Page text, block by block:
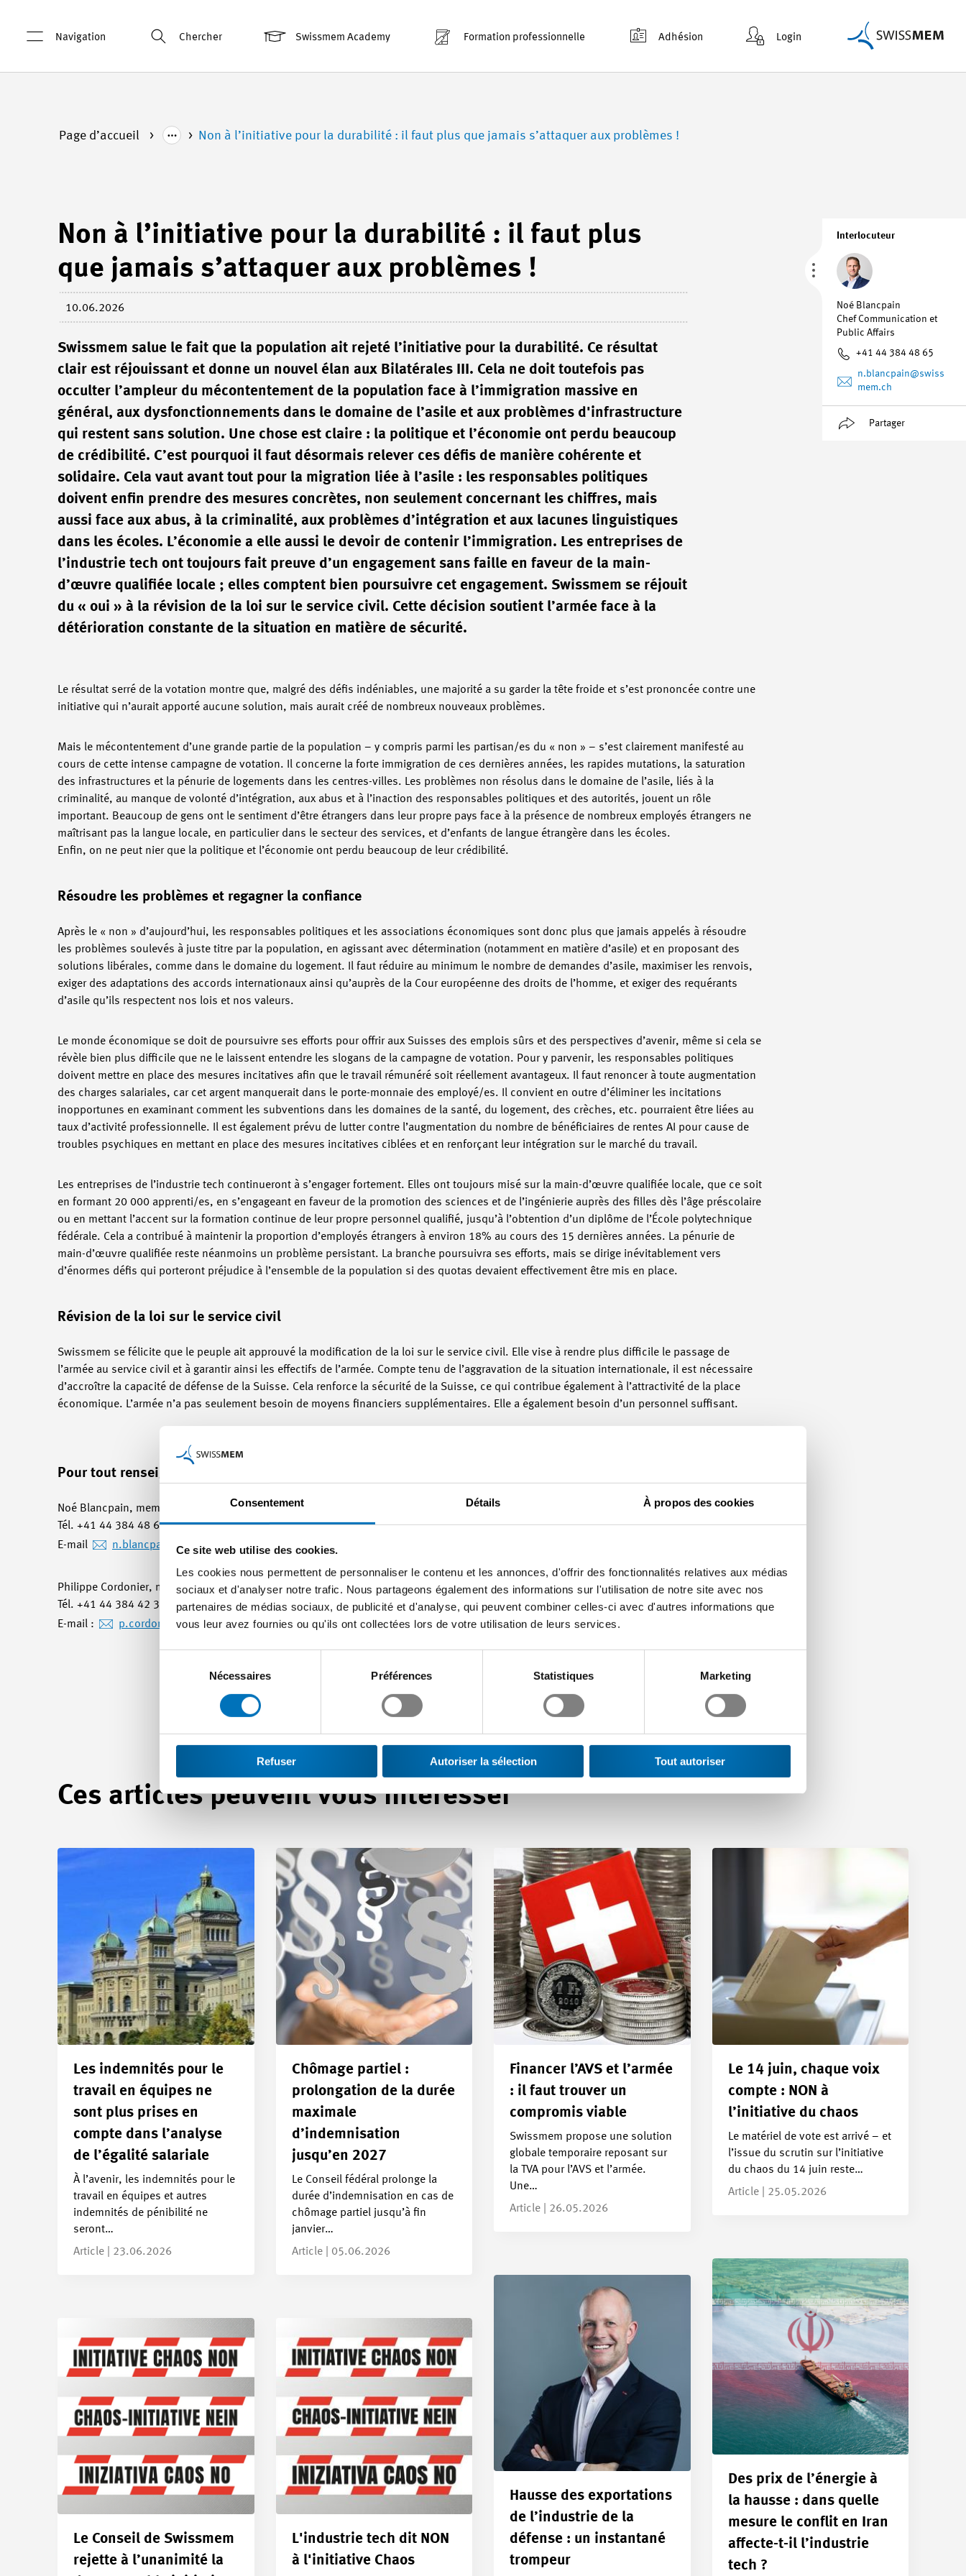
Consentement Détails À propos des cookies
Ce site web utilise des cookies.
Les cookies nous permettent de personnaliser le contenu et les annonces, d'offrir des fonctionnalités relatives aux médias
sociaux et d'analyser notre trafic. Nous partageons également des informations sur l'utilisation de notre site avec nos
partenaires de médias sociaux, de publicité et d'analyse, qui peuvent combiner celles-ci avec d'autres informations que
vous leur avez fournies ou qu'ils ont collectées lors de votre utilisation de leurs services.
Nécessaires Préférences Statistiques Marketing
Refuser Autoriser la sélection Tout autoriser
Navigation Chercher Swissmem Academy Formation professionnelle Adhésion Login
Page d’accueil Non à l’initiative pour la durabilité : il faut plus que jamais s’attaquer aux problèmes !
Interlocuteur
Noé Blancpain
Chef Communication et
Public Affairs
+41 44 384 48 65
n.blancpain@swiss
mem.ch
Partager
Non à l’initiative pour la durabilité : il faut plus
que jamais s’attaquer aux problèmes !
10.06.2026
Swissmem salue le fait que la population ait rejeté l’initiative pour la durabilité. Ce résultat
clair est réjouissant et donne un nouvel élan aux Bilatérales III. Cela ne doit toutefois pas
occulter l’ampleur du mécontentement de la population face à l’immigration massive en
général, aux dysfonctionnements dans le domaine de l’asile et aux problèmes d'infrastructure
qui restent sans solution. Une chose est claire : la politique et l’économie ont perdu beaucoup
de crédibilité. C’est pourquoi il faut désormais relever ces défis de manière cohérente et
solidaire. Cela vaut avant tout pour la migration liée à l’asile : les responsables politiques
doivent enfin prendre des mesures concrètes, non seulement concernant les chiffres, mais
aussi face aux abus, à la criminalité, aux problèmes d’intégration et aux lacunes linguistiques
dans les écoles. L’économie a elle aussi le devoir de contenir l’immigration. Les entreprises de
l’industrie tech ont toujours fait preuve d’un engagement sans faille en faveur de la main-
d’œuvre qualifiée locale ; elles comptent bien poursuivre cet engagement. Swissmem se réjouit
du « oui » à la révision de la loi sur le service civil. Cette décision soutient l’armée face à la
détérioration constante de la situation en matière de sécurité.
Le résultat serré de la votation montre que, malgré des défis indéniables, une majorité a su garder la tête froide et s’est prononcée contre une
initiative qui n’aurait apporté aucune solution, mais aurait créé de nombreux nouveaux problèmes.
Mais le mécontentement d’une grande partie de la population – y compris parmi les partisan/es du « non » – s’est clairement manifesté au
cours de cette intense campagne de votation. Il concerne la forte immigration de ces dernières années, les rapides mutations, la saturation
des infrastructures et la pénurie de logements dans les centres-villes. Les problèmes non résolus dans le domaine de l’asile, liés à la
criminalité, au manque de volonté d’intégration, aux abus et à l’inaction des responsables politiques et des autorités, jouent un rôle
important. Beaucoup de gens ont le sentiment d’être étrangers dans leur propre pays face à la présence de nombreux employés étrangers ne
maîtrisant pas la langue locale, en particulier dans le secteur des services, et d’enfants de langue étrangère dans les écoles.
Enfin, on ne peut nier que la politique et l’économie ont perdu beaucoup de leur crédibilité.
Résoudre les problèmes et regagner la confiance
Après le « non » d’aujourd’hui, les responsables politiques et les associations économiques sont donc plus que jamais appelés à résoudre
les problèmes soulevés à juste titre par la population, en agissant avec détermination (notamment en matière d’asile) et en proposant des
solutions libérales, comme dans le domaine du logement. Il faut réduire au minimum le nombre de demandes d’asile, maximiser les renvois,
exiger des adaptations des accords internationaux ainsi qu’auprès de la Cour européenne des droits de l’homme, et exiger des requérants
d’asile qu’ils respectent nos lois et nos valeurs.
Le monde économique se doit de poursuivre ses efforts pour offrir aux Suisses des emplois sûrs et des perspectives d’avenir, même si cela se
révèle bien plus difficile que ne le laissent entendre les slogans de la campagne de votation. Pour y parvenir, les responsables politiques
doivent mettre en place des mesures incitatives afin que le travail rémunéré soit réellement avantageux. Il faut renoncer à toute augmentation
des charges salariales, car cet argent manquerait dans le porte-monnaie des employé/es. Il convient en outre d’éliminer les incitations
inopportunes en examinant comment les subventions dans les domaines de la santé, du logement, des crèches, etc. pourraient être liées au
taux d’activité professionnelle. Il est également prévu de lutter contre l’augmentation du nombre de bénéficiaires de rentes AI pour cause de
troubles psychiques en mettant en place des mesures incitatives ciblées et en renforçant leur intégration sur le marché du travail.
Les entreprises de l’industrie tech continueront à s’engager fortement. Elles ont toujours misé sur la main-d’œuvre qualifiée locale, que ce soit
en formant 20 000 apprenti/es, en s’engageant en faveur de la promotion des sciences et de l’ingénierie auprès des filles dès l’âge préscolaire
ou en mettant l’accent sur la formation continue de leur propre personnel qualifié, jusqu’à l’obtention d’un diplôme de l’École polytechnique
fédérale. Cela a contribué à maintenir la proportion d’employés étrangers à environ 18% au cours des 15 dernières années. La pénurie de
main-d’œuvre qualifiée reste néanmoins un problème persistant. La branche poursuivra ses efforts, mais se dirige inévitablement vers
d’énormes défis qui porteront préjudice à l’ensemble de la population si des quotas devaient effectivement être mis en place.
Révision de la loi sur le service civil
Swissmem se félicite que le peuple ait approuvé la modification de la loi sur le service civil. Elle vise à rendre plus difficile le passage de
l’armée au service civil et à garantir ainsi les effectifs de l’armée. Compte tenu de l’aggravation de la situation internationale, il est nécessaire
d’accroître la capacité de défense de la Suisse. Cela renforce la sécurité de la Suisse, ce qui contribue également à l’attractivité de la place
économique. L’armée n’a pas seulement besoin de moyens financiers supplémentaires. Elle a également besoin d’un personnel suffisant.
Pour tout renseignement
Noé Blancpain, membre de la direction et chef Communication & Public Affairs
Tél. +41 44 384 48 65 / portable +41 78 748 61 63
E-mail
n.blancpain @swissmem.ch
Philippe Cordonier, membre de la direction et responsable Suisse romande
Tél. +41 44 384 42 30 / portable +41 79 644 46 77
E-mail :
p.cordonier @swissmem.ch
Ces articles peuvent vous intéresser
Les indemnités pour le
travail en équipes ne
sont plus prises en
compte dans l’analyse
de l’égalité salariale
À l’avenir, les indemnités pour le
travail en équipes et autres
indemnités de pénibilité ne
seront…
Article | 23.06.2026
Chômage partiel :
prolongation de la durée
maximale
d’indemnisation
jusqu’en 2027
Le Conseil fédéral prolonge la
durée d’indemnisation en cas de
chômage partiel jusqu’à fin
janvier…
Article | 05.06.2026
Financer l’AVS et l’armée
: il faut trouver un
compromis viable
Swissmem propose une solution
globale temporaire reposant sur
la TVA pour l’AVS et l’armée.
Une…
Article | 26.05.2026
Le 14 juin, chaque voix
compte : NON à
l’initiative du chaos
Le matériel de vote est arrivé – et
l’issue du scrutin sur l’initiative
du chaos du 14 juin reste…
Article | 25.05.2026
Des prix de l’énergie à
la hausse : dans quelle
mesure le conflit en Iran
affecte-t-il l’industrie
tech ?
Hausse des exportations
de l’industrie de la
défense : un instantané
trompeur
Le Conseil de Swissmem
rejette à l’unanimité la
L'industrie tech dit NON
à l'initiative Chaos